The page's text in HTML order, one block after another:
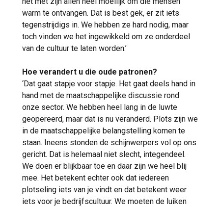
warm te ontvangen. Dat is best gek, er zit iets
tegenstrijdigs in. We hebben ze hard nodig, maar
toch vinden we het ingewikkeld om ze onderdeel
van de cultuur te laten worden.’
Hoe verandert u die oude patronen?
‘Dat gaat stapje voor stapje. Het gaat deels hand in
hand met de maatschappelijke discussie rond
onze sector. We hebben heel lang in de luwte
geopereerd, maar dat is nu veranderd. Plots zijn we
in de maatschappelijke belangstelling komen te
staan. Ineens stonden de schijnwerpers vol op ons
gericht. Dat is helemaal niet slecht, integendeel.
We doen er blijkbaar toe en daar zijn we heel blij
mee. Het betekent echter ook dat iedereen
plotseling iets van je vindt en dat betekent weer
iets voor je bedrijfscultuur. We moeten de luiken